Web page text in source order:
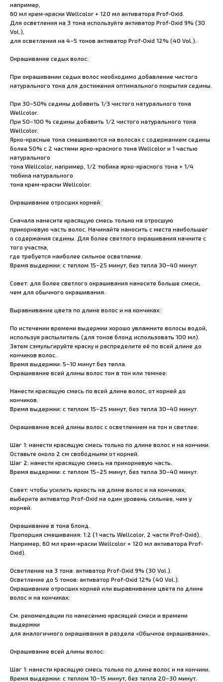
например,
60 мл крем-краски Wellcolor + 120 мл активатора Prof-Oxid.
Для осветления на 3 тона используйте активатор Prof-Oxid 9% (30
Vol.),
для осветления на 4–5 тонов активатор Prof-Oxid 12% (40 Vol.).
Окрашивание седых волос:
При окрашивании седых волос необходимо добавление чистого
натурального тона для достижения оптимального покрытия седины.
При 30–50% седины добавить 1/3 чистого натурального тона
Wellcolor.
При 50–100 % седины добавить 1/2 чистого натурального тона
Wellcolor.
Ярко-красные тона смешиваются на волосах с содержанием седины
более 50% с 2 частями ярко-красного тона Wellcolor и 1 частью
натурального
тона Wellcolor, например, 1/2 тюбика ярко-красного тона + 1/4
тюбика натурального
тона крем-краски Wellcolor.
Окрашивание отросших корней:
Сначала нанесите красящую смесь только на отросшую
прикорневую часть волос. Начинайте наносить с места наибольшег
о содержания седины. Для более светлого окрашивания начните с
того участка,
где требуется наиболее сильное осветление.
Время выдержки: с теплом 15–25 минут, без тепла 30–40 минут.
Совет: для более светлого окрашивания нанесите больше смеси,
чем для обычного окрашивания.
Выравнивание цвета по длине волос и на кончиках:
По истечении времени выдержки хорошо увлажните волосы водой,
используя распылитель (для тонов блонд использовать 100 мл).
Затем сэмульгируйте краску и распределите её по всей длине до
кончиков волос.
Время выдержки: 5–10 минут без тепла.
Окрашивание всей длины волос тон в тон или темнее:
Нанести красящую смесь по всей длине волос, от корней до
кончиков.
Время выдержки: с теплом 15–25 минут, без тепла 30–40 минут.
Окрашивание всей длины волос с осветлением на тон и светлее:
Шаг 1: нанести красящую смесь только по длине волос и на кончики.
Оставьте около 2 см свободными от корней.
Шаг 2: нанести красящую смесь на прикорневую часть.
Время выдержки: с теплом 15–25 минут, без тепла 30–40 минут.
Совет: чтобы усилить яркость на длине волос и на кончиках,
выберите активатор Prof-Oxid на один уровень сильнее, чем у
корней.
Окрашивание в тона блонд.
Пропорция смешивания: 1:2 (1 часть Wellcolor, 2 части Prof-Oxid).
Например, 60 мл крем-краски Wellcolor + 120 мл активатора Prof-
Oxid).
Осветление на 3 тона: активатор Prof-Oxid 9% (30 Vol.).
Осветление до 5 тонов: активатор Prof-Oxid 12% (40 Vol.).
Окрашивание отросших корней или выравнивание цвета по длине
волос и на кончиках:
См. рекомендации по нанесению красящей смеси и времени
выдержки
для аналогичного окрашивания в разделе «Обычное окрашивание».
Окрашивание всей длины волос:
Шаг 1: нанести красящую смесь только по длине волос и на кончики.
Время выдержки: с теплом 10–15 минут, без тепла 20–30 минут.